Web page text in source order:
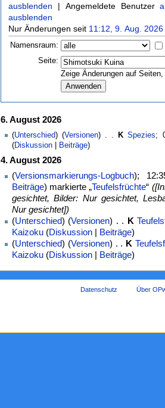
ausblenden | Angemeldete Benutzer
ausblenden
Nur Änderungen seit 11:12, 9. Aug. 2026
Namensraum:
Seite:
Zeige Änderungen auf
6. August 2026
(Unterschied) (Versionen) . . K Spezies‎;
(Diskussion| Beiträge)
4. August 2026
(Versionsmarkierungs-Logbuch);
Beiträge) markierte „Teufelsfrüchte“
gesichtet, Bilder: Nur gesichtet,
Nur gesichtet])
(Unterschied) (Versionen) . . K
Kaizoku (Diskussion| Beiträge)
(Unterschied) (Versionen) . . K
Kaizoku (Diskussion| Beiträge)
Datenschutz Über